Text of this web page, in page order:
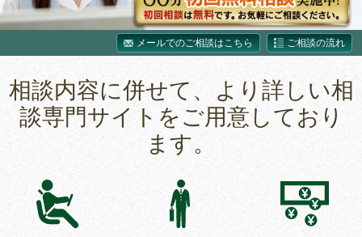
メールでのご相談はこちら ご相談の流れ
相談内容に併せて、より詳しい相
談専門サイトをご用意しており
ます。